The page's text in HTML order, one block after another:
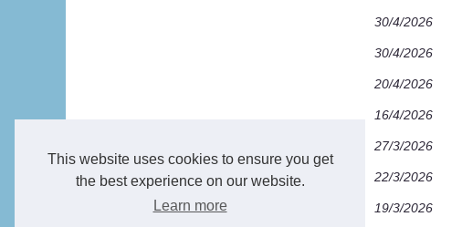
This website uses cookies to ensure you get
the best experience on our website.
Learn more
30/4/2026
30/4/2026
20/4/2026
16/4/2026
27/3/2026
22/3/2026
19/3/2026